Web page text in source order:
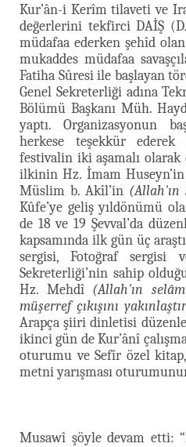
Kur’ân-i Kerîm tilaveti ve
değerlerini tekfirci DAİŞ
müdafaa ederken şehîd
mukaddes müdafaa
Fatiha Sûresi ile başlayan
Genel Sekreterliği adına
Bölümü Başkanı Müh.
yaptı. Organizasyonun
herkese teşekkür ederek
festivalin iki aşamalı
ilkinin Hz. İmam
Müslim b. Akîl’in (Allah'ın
Kûfe’ye geliş yıldönümü
de 18 ve 19 Şevval’da
kapsamında ilk gün üç
sergisi, Fotoğraf sergisi
Sekreterliği’nin sahip
Hz. Mehdî (Allah'ın
müşerref çıkışını
Arapça şiiri dinletisi
ikinci gün de Kur’ânî
oturumu ve Sefîr özel
metni yarışması
Musawî şöyle devam etti: